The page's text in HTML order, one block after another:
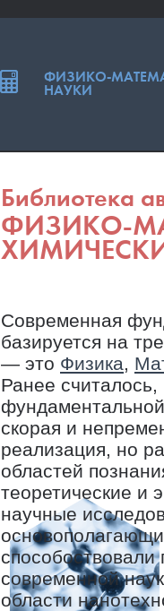
Библиотека
ФИЗИКО-
Современная
базируется на
— это Физика,
Ранее считалось,
скорая и
реализация, но
областей
теоретические и
научные
современной
области
ФИЗИКО-
НАУКИ